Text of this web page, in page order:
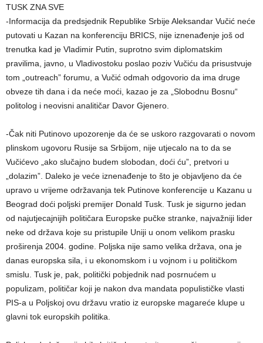
TUSK ZNA SVE
-Informacija da predsjednik Republike Srbije Aleksandar Vučić neće
putovati u Kazan na konferenciju BRICS, nije iznenađenje još od
trenutka kad je Vladimir Putin, suprotno svim diplomatskim
pravilima, javno, u Vladivostoku poslao poziv Vučiću da prisustvuje
tom „outreach” forumu, a Vučić odmah odgovorio da ima druge
obveze tih dana i da neće moći, kazao je za „Slobodnu Bosnu“
politolog i neovisni analitičar Davor Gjenero.
-Čak niti Putinovo upozorenje da će se uskoro razgovarati o novom
plinskom ugovoru Rusije sa Srbijom, nije utjecalo na to da se
Vučićevo „ako slučajno budem slobodan, doći ću”, pretvori u
„dolazim”. Daleko je veće iznenađenje to što je objavljeno da će
upravo u vrijeme održavanja tek Putinove konferencije u Kazanu u
Beograd doći poljski premijer Donald Tusk. Tusk je sigurno jedan
od najutjecajnijih političara Europske pučke stranke, najvažniji lider
neke od država koje su pristupile Uniji u onom velikom prasku
proširenja 2004. godine. Poljska nije samo velika država, ona je
danas europska sila, i u ekonomskom i u vojnom i u političkom
smislu. Tusk je, pak, politički pobjednik nad posrnućem u
populizam, političar koji je nakon dva mandata populističke vlasti
PIS-a u Poljskoj ovu državu vratio iz europske magareće klupe u
glavni tok europskih politika.